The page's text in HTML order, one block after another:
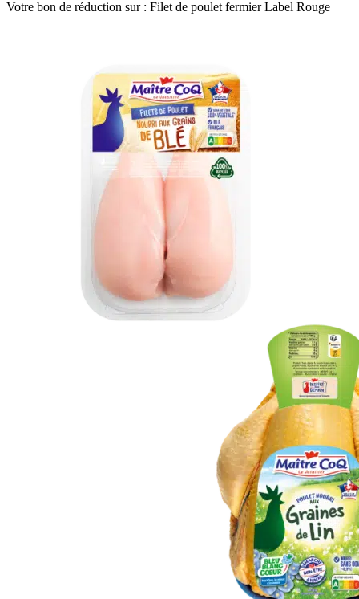
Votre bon de réduction sur : Filet de poulet fermier Label Rouge